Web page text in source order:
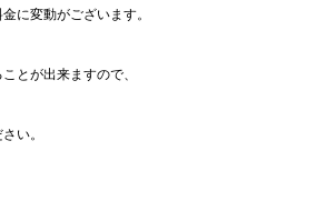
に変動がございます。
とが出来ますので、
い。